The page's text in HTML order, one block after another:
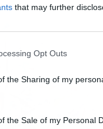
that may further
Opt Outs
the Sharing of my
the Sale of my Personal